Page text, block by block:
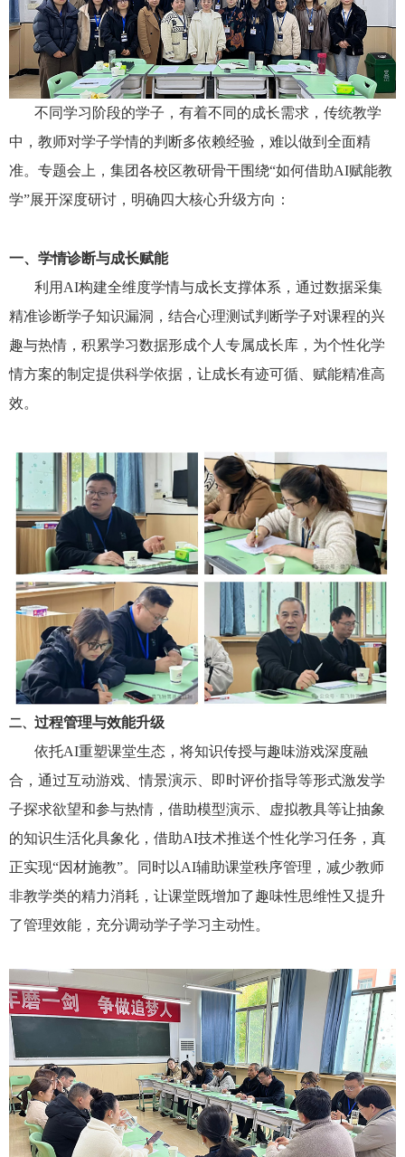
不同学习阶段的学子，有着不同的成长需求，传统教学
中，教师对学子学情的判断多依赖经验，难以做到全面精
准。专题会上，集团各校区教研骨干围绕“如何借助AI赋能教
学”展开深度研讨，明确四大核心升级方向：
一、学情诊断与成长赋能
利用AI构建全维度学情与成长支撑体系，通过数据采集
精准诊断学子知识漏洞，结合心理测试判断学子对课程的兴
趣与热情，积累学习数据形成个人专属成长库，为个性化学
情方案的制定提供科学依据，让成长有迹可循、赋能精准高
效。
二、 过程管理与效能升级
依托AI重塑课堂生态，将知识传授与趣味游戏深度融
合，通过互动游戏、情景演示、即时评价指导等形式激发学
子探求欲望和参与热情，借助模型演示、虚拟教具等让抽象
的知识生活化具象化，借助AI技术推送个性化学习任务，真
正实现“因材施教”。同时以AI辅助课堂秩序管理，减少教师
非教学类的精力消耗，让课堂既增加了趣味性思维性又提升
了管理效能，充分调动学子学习主动性。